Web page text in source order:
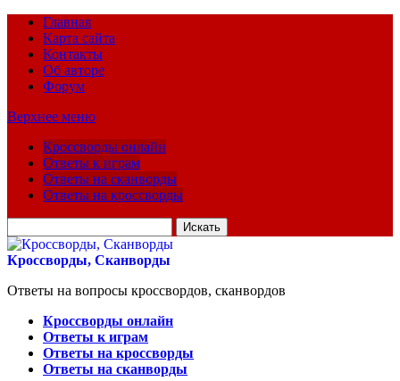
Главная
Карта сайта
Контакты
Об авторе
Форум
Верхнее меню
Кроссворды онлайн
Ответы к играм
Ответы на сканворды
Ответы на кроссворды
для:
Кроссворды, Сканворды
Ответы на вопросы кроссвордов, сканвордов
Кроссворды онлайн
Ответы к играм
Ответы на кроссворды
Ответы на сканворды